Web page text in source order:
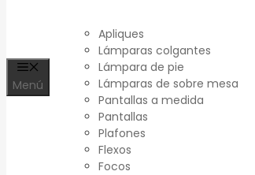
Menú
Apliques
Lámparas colgantes
Lámpara de pie
Lámparas de sobre mesa
Pantallas a medida
Pantallas
Plafones
Flexos
Focos